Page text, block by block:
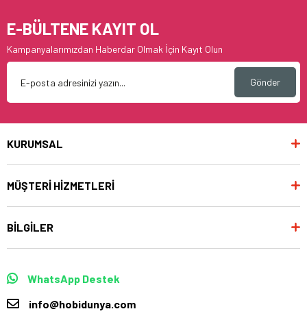
E-BÜLTENE KAYIT OL
Kampanyalarımızdan Haberdar Olmak İçin Kayıt Olun
Gönder
KURUMSAL
MÜŞTERİ HİZMETLERİ
BİLGİLER
WhatsApp Destek
info@hobidunya.com